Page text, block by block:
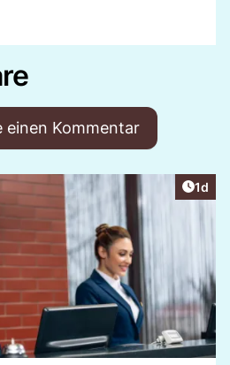
einen Kommentar
1d